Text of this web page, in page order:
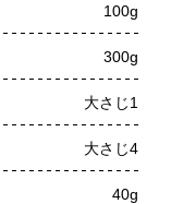
100g
300g
大さじ1
大さじ4
40g